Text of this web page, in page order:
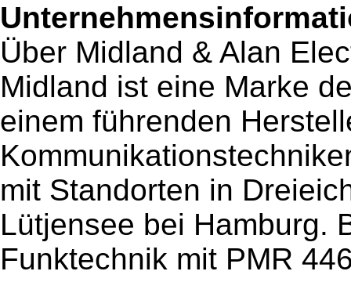
Über Midland & Alan
Midland ist eine Marke
einem führenden
mit Standorten in
Lütjensee bei Hamburg.
Funktechnik mit PMR